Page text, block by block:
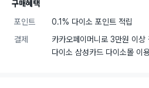
구매혜택
포인트
0.1% 다이소 포인트 적립
결제
카카오페이머니로 3만원 이상
다이소 삼성카드 다이소몰 이